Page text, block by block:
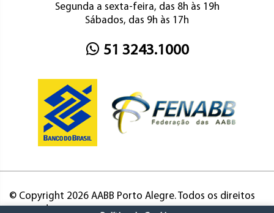
Segunda a sexta-feira, das 8h às 19h
Sábados, das 9h às 17h
51 3243.1000
© Copyright 2026 AABB Porto Alegre. Todos os direitos